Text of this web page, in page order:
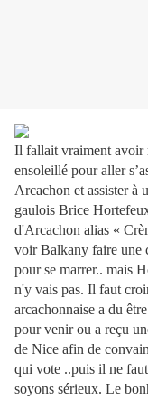
Il fallait vraiment avoir
ensoleillé pour aller
Arcachon et assister à
gaulois Brice
d'Arcachon alias «
voir Balkany faire une
pour se marrer.. mais
n'y vais pas. Il faut
arcachonnaise a du
pour venir ou a reçu
de Nice afin de
qui vote ..puis il ne
soyons sérieux. Le